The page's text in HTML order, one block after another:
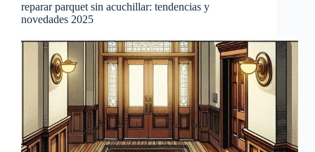
reparar parquet sin acuchillar: tendencias y
novedades 2025